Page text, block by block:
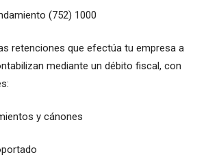
(752) 1000
retenciones que efectúa tu empresa a
mediante un débito fiscal, con
y cánones